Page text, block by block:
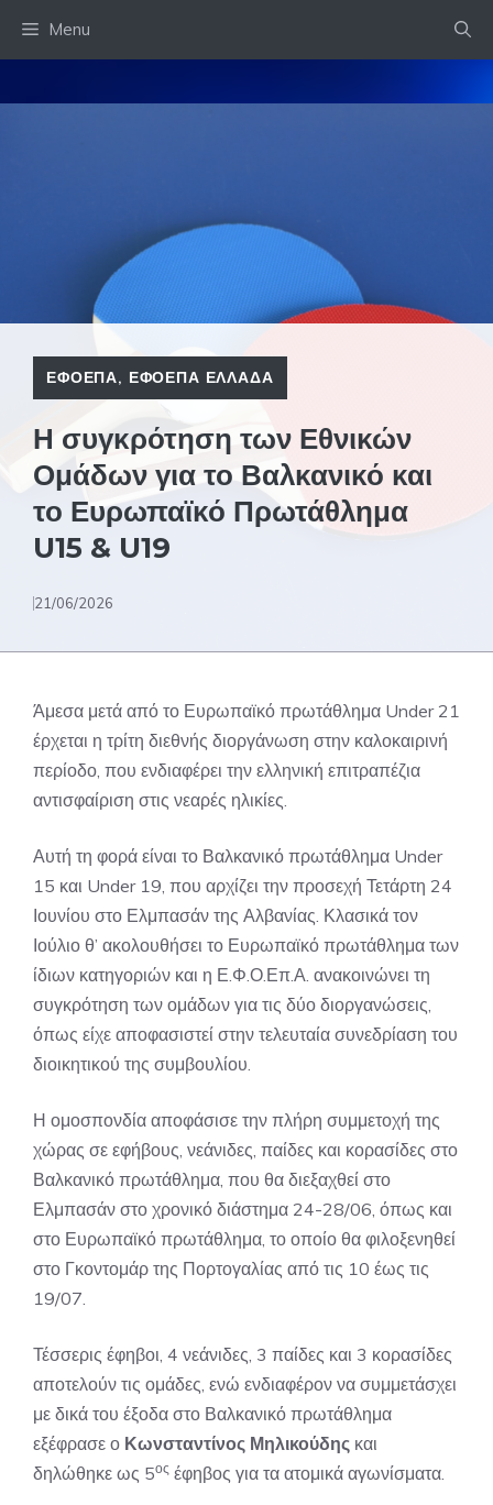
Menu
ΕΦΟΕΠΑ, ΕΦΟΕΠΑ ΕΛΛΑΔΑ
Η συγκρότηση των Εθνικών
Ομάδων για το Βαλκανικό και
το Ευρωπαϊκό Πρωτάθλημα
U15 & U19
21/06/2026
Άμεσα μετά από το Ευρωπαϊκό πρωτάθλημα Under 21
έρχεται η τρίτη διεθνής διοργάνωση στην καλοκαιρινή
περίοδο, που ενδιαφέρει την ελληνική επιτραπέζια
αντισφαίριση στις νεαρές ηλικίες.
Αυτή τη φορά είναι το Βαλκανικό πρωτάθλημα Under
15 και Under 19, που αρχίζει την προσεχή Τετάρτη 24
Ιουνίου στο Ελμπασάν της Αλβανίας. Κλασικά τον
Ιούλιο θ’ ακολουθήσει το Ευρωπαϊκό πρωτάθλημα των
ίδιων κατηγοριών και η Ε.Φ.Ο.Επ.Α. ανακοινώνει τη
συγκρότηση των ομάδων για τις δύο διοργανώσεις,
όπως είχε αποφασιστεί στην τελευταία συνεδρίαση του
διοικητικού της συμβουλίου.
Η ομοσπονδία αποφάσισε την πλήρη συμμετοχή της
χώρας σε εφήβους, νεάνιδες, παίδες και κορασίδες στο
Βαλκανικό πρωτάθλημα, που θα διεξαχθεί στο
Ελμπασάν στο χρονικό διάστημα 24-28/06, όπως και
στο Ευρωπαϊκό πρωτάθλημα, το οποίο θα φιλοξενηθεί
στο Γκοντομάρ της Πορτογαλίας από τις 10 έως τις
19/07.
Τέσσερις έφηβοι, 4 νεάνιδες, 3 παίδες και 3 κορασίδες
αποτελούν τις ομάδες, ενώ ενδιαφέρον να συμμετάσχει
με δικά του έξοδα στο Βαλκανικό πρωτάθλημα
εξέφρασε ο Κωνσταντίνος Μηλικούδης και
δηλώθηκε ως 5ος έφηβος για τα ατομικά αγωνίσματα.